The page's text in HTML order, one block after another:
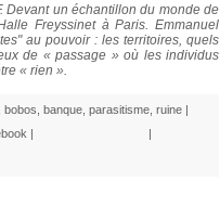
Devant un échantillon du monde de
Freyssinet à Paris. Emmanuel
au pouvoir : les territoires, quels
de « passage » où les individus
« rien ».
bobos banque parasitisme ruine |
| |